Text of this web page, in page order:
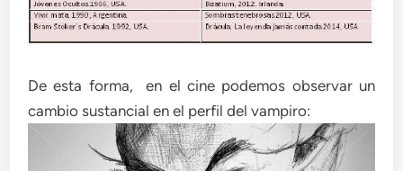
De esta forma, en el cine podemos observar un
cambio sustancial en el perfil del vampiro: